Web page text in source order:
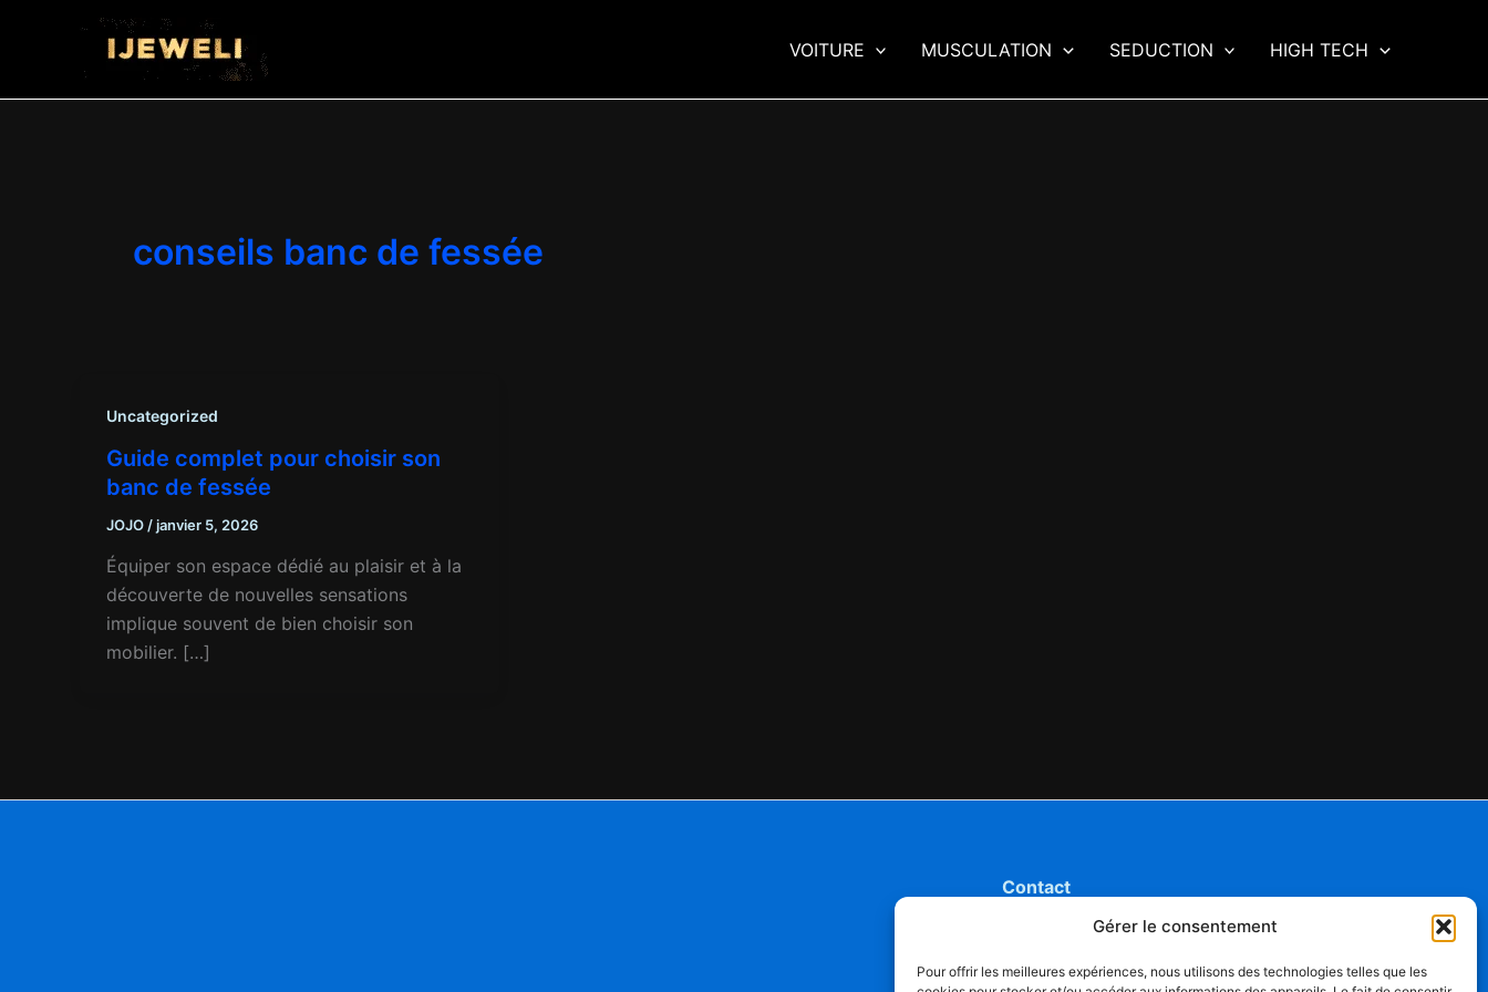
Gérer le consentement
Pour offrir les meilleures expériences, nous utilisons des technologies telles que les
VOITURE MUSCULATION SEDUCTION HIGH TECH
conseils banc de fessée
Uncategorized
Guide complet pour choisir son
banc de fessée
JOJO /janvier 5, 2026
Équiper son espace dédié au plaisir et à la
découverte de nouvelles sensations
implique souvent de bien choisir son
mobilier. […]
Contact
Mentions légales
Conditions générales de vente